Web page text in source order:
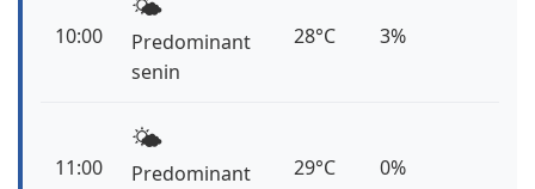
10:00
Predominant
senin
28°C 3%
11:00
🌤️
Predominant
29°C 0%